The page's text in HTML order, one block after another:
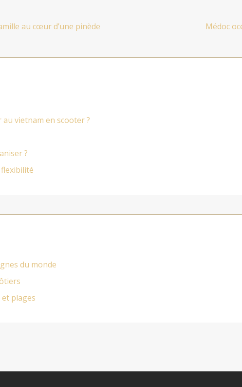
au cœur d’une pinède Médoc
vietnam en scooter ?
?
du monde
plages